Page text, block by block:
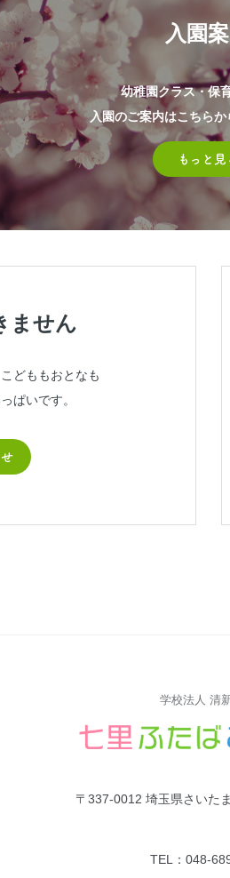
入園
幼稚園クラス・保
入園のご案内はこちら
もっと見
ません
どももおとなも
ぱいです。
学校法人 清
〒337-0012 埼玉県さいた
TEL：048-